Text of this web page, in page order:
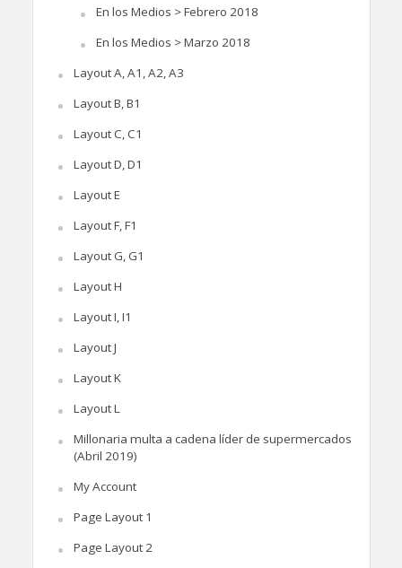
En los Medios > Febrero 2018
En los Medios > Marzo 2018
Layout A, A1, A2, A3
Layout B, B1
Layout C, C1
Layout D, D1
Layout E
Layout F, F1
Layout G, G1
Layout H
Layout I, I1
Layout J
Layout K
Layout L
Millonaria multa a cadena líder de supermercados
(Abril 2019)
My Account
Page Layout 1
Page Layout 2